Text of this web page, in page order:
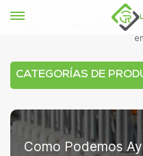
Conocimientos
CATEGORÍAS DE
Como Podemos